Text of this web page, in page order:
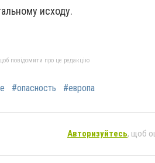
исходу.
повідомити про це редакцію
#опасность #европа
Авторизуйтесь, щоб